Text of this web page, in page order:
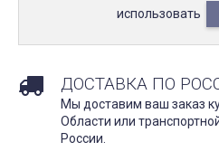
использовать
ДОСТАВКА ПО
Мы доставим ваш заказ
Области или
России.